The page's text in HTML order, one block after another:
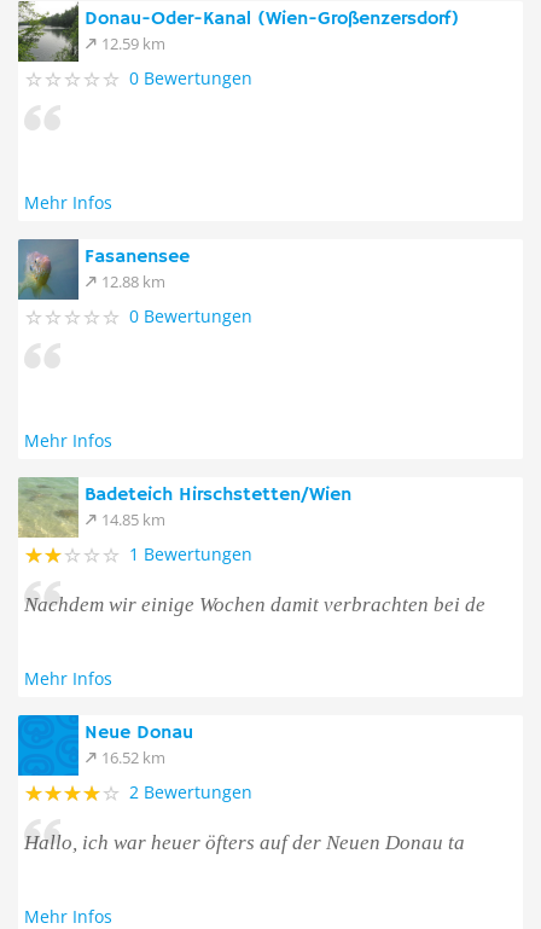
Donau-Oder-Kanal (Wien-Großenzersdorf)
12.59 km
0 Bewertungen
Mehr Infos
Fasanensee
12.88 km
0 Bewertungen
Mehr Infos
Badeteich Hirschstetten/Wien
14.85 km
1 Bewertungen
Nachdem wir einige Wochen damit verbrachten bei de
Mehr Infos
Neue Donau
16.52 km
2 Bewertungen
Hallo, ich war heuer öfters auf der Neuen Donau ta
Mehr Infos